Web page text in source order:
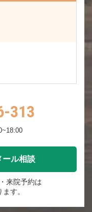
313
ール相談
来院予約は
す。